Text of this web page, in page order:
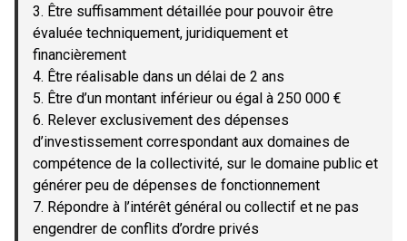
3. Être suffisamment détaillée pour pouvoir être
évaluée techniquement, juridiquement et
financièrement
4. Être réalisable dans un délai de 2 ans
5. Être d’un montant inférieur ou égal à 250 000 €
6. Relever exclusivement des dépenses
d’investissement correspondant aux domaines de
compétence de la collectivité, sur le domaine public et
générer peu de dépenses de fonctionnement
7. Répondre à l’intérêt général ou collectif et ne pas
engendrer de conflits d’ordre privés